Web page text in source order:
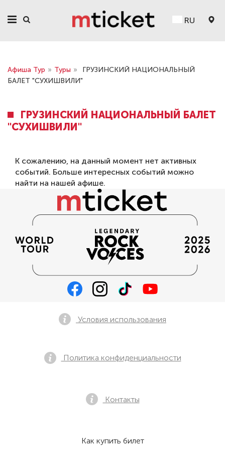
RU
Афиша Тур » Туры »
ГРУЗИНСКИЙ НАЦИОНАЛЬНЫЙ
БАЛЕТ "СУХИШВИЛИ"
ГРУЗИНСКИЙ НАЦИОНАЛЬНЫЙ БАЛЕТ
"СУХИШВИЛИ"
К сожалению, на данный момент нет активных
событий. Больше интересных событий можно
найти на нашей афише.
Условия использования
Политика конфиденциальности
Контакты
Как купить билет